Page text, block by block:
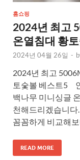
홈쇼핑
2024년 최고
온열침대 황
2024년 04월 26일 -
2024년 최고
토숯볼 베스트5
백나무 미니싱글
천해드리겠습니다
꼼꼼하게 비교해
READ MORE